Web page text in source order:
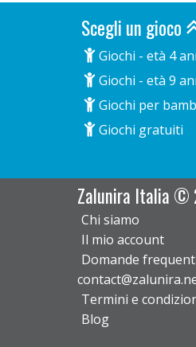
Scegli un gioco
Giochi - età 4
Giochi - età 9
Giochi per
Giochi gratuiti
Zalunira Italia ©
Chi siamo
Il mio account
Domande
Termini e
Blog